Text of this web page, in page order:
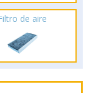
de aire